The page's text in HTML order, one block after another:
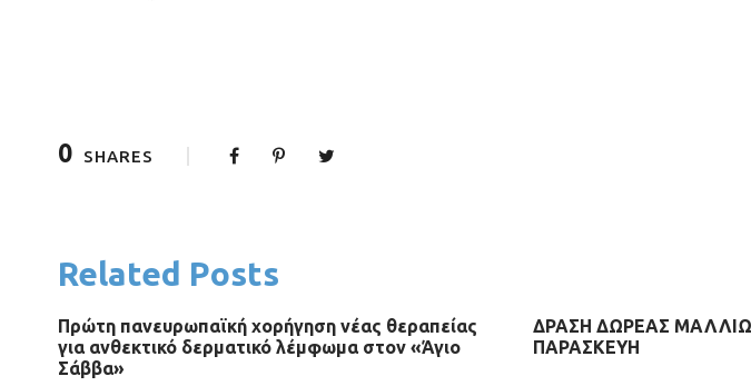
0 SHARES
Related Posts
Πρώτη πανευρωπαϊκή χορήγηση νέας θεραπείας
για ανθεκτικό δερματικό λέμφωμα στον «Άγιο
Σάββα»
ΔΡΑΣΗ ΔΩΡΕΑΣ
ΠΑΡΑΣΚΕΥΗ